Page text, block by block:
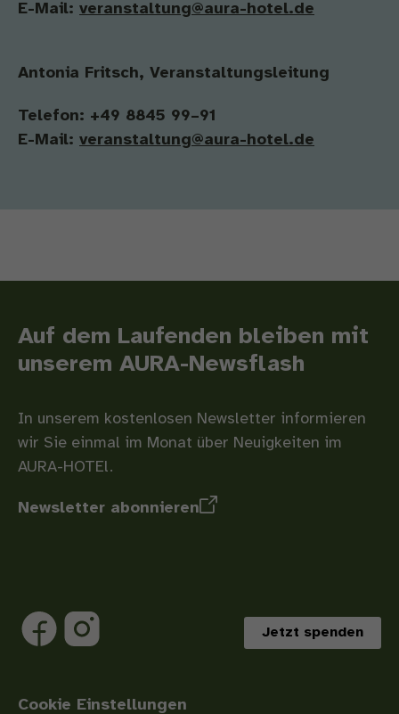
E-Mail: veranstaltung@aura-hotel.de
Antonia Fritsch, Veranstaltungsleitung
Telefon: +49 8845 99–91
E-Mail: veranstaltung@aura-hotel.de
Auf dem Laufenden bleiben mit
unserem AURA-Newsflash
In unserem kostenlosen Newsletter informieren
wir Sie einmal im Monat über Neuigkeiten im
AURA-HOTEl.
Newsletter abonnieren
Wir
Wir
Jetzt spenden
Cookie Einstellungen